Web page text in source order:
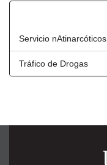
Servicio nAtinarcóticos
Tráfico de Drogas